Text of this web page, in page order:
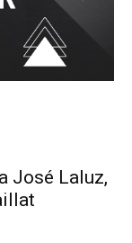
José Laluz,